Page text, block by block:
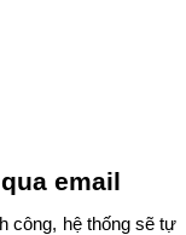
email
công, hệ thống sẽ tự